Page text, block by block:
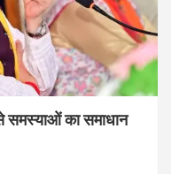
समस्याओं का समाधान